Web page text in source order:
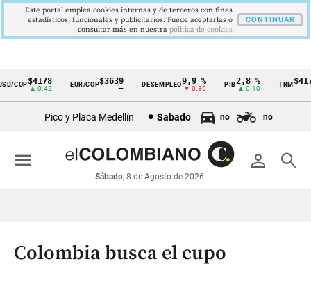
Cintillo
económicos
Colombia
COP$4178
▲ 0.42
EUR/COP$3639 DESEMPLEO 9,9 %
▼ 0.30
PIB2,8 %
▲ 0.10
TRM
Pico y Placa Medellín Sabado no no
person search
Sábado, 8 de Agosto de 2026
menu
Colombia busca el cupo
Este portal emplea cookies internas y de terceros con fines
estadísticos, funcionales y publicitarios. Puede aceptarlas o
consultar más en nuestra politica de cookies
CONTINUAR